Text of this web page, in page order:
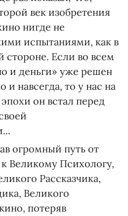
век изобретения
нигде не
испытаниями, как в
стороне. Если во всем
и деньги» уже решен
и навсегда, то у нас на
он встал перед
огромный путь от
Великому Психологу,
Рассказчика,
Великого
потеряв